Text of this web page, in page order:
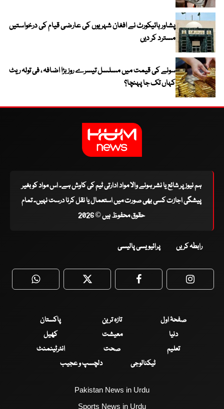
پشاور ہائیکورٹ نے افغان شہریوں کی عارضی قیام کی درخواستیں
مسترد کر دیں
سونے کی قیمت میں مسلسل تیسرے روز بڑا اضافہ ، فی تولہ ریٹ
کہاں تک جا پہنچا؟
ہم نیوز پر شائع یا نشر ہونے والا مواد ادارتی ٹیم کی کاوش ہے۔ اس مواد کو بغیر
پیشگی اجازت کسی بھی صورت میں استعمال یا نقل کرنا درست نہیں۔ تمام
حقوق محفوظ ہیں © 2026
رابطہ کریں پرائیویسی پالیسی
WhatsApp Twitter Facebook
صفحۂ اول تازہ ترین
پاکستان
دنیا
معیشت
کھیل
تعلیم
صحت
انٹرٹینمنٹ
ٹیکنالوجی
دلچسپ و عجیب
Pakistan News in Urdu
Sports News in Urdu